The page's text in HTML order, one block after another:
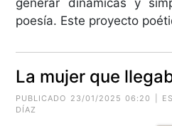
poesía. Este proyecto
La mujer que
PUBLICADO 23/01/2025 06:20 |
DÍAZ